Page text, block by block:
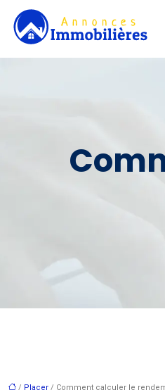
/ Placer / Comment calculer le